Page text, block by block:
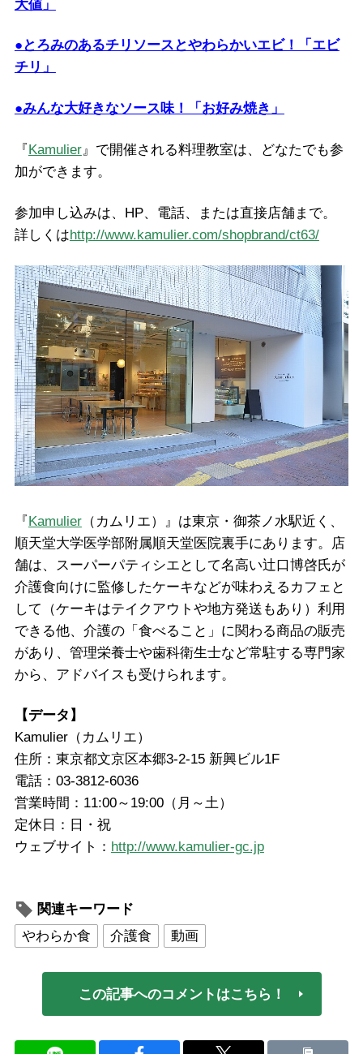
大値」
●とろみのあるチリソースとやわらかいエビ！「エビ
チリ」
●みんな大好きなソース味！「お好み焼き」
『Kamulier』で開催される料理教室は、どなたでも参
加ができます。
参加申し込みは、HP、電話、または直接店舗まで。
詳しくはhttp://www.kamulier.com/shopbrand/ct63/
『Kamulier（カムリエ）』は東京・御茶ノ水駅近く、
順天堂大学医学部附属順天堂医院裏手にあります。店
舗は、スーパーパティシエとして名高い辻口博啓氏が
介護食向けに監修したケーキなどが味わえるカフェと
して（ケーキはテイクアウトや地方発送もあり）利用
できる他、介護の「食べること」に関わる商品の販売
があり、管理栄養士や歯科衛生士など常駐する専門家
から、アドバイスも受けられます。
【データ】
Kamulier（カムリエ）
住所：東京都文京区本郷3-2-15 新興ビル1F
電話：03-3812-6036
営業時間：11:00～19:00（月～土）
定休日：日・祝
ウェブサイト： http://www.kamulier-gc.jp
関連キーワード
やわらか食
介護食 動画
この記事へのコメントはこちら！